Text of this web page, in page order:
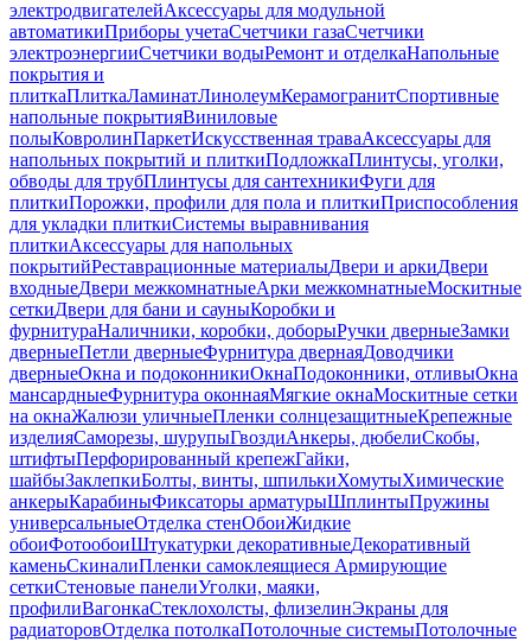
электродвигателейАксессуары для модульной
автоматикиПриборы учетаСчетчики газаСчетчики
электроэнергииСчетчики водыРемонт и отделкаНапольные
покрытия и
плиткаПлиткаЛаминатЛинолеумКерамогранитСпортивные
напольные покрытияВиниловые
полыКовролинПаркетИскусственная траваАксессуары для
напольных покрытий и плиткиПодложкаПлинтусы, уголки,
обводы для трубПлинтусы для сантехникиФуги для
плиткиПорожки, профили для пола и плиткиПриспособления
для укладки плиткиСистемы выравнивания
плиткиАксессуары для напольных
покрытийРеставрационные материалыДвери и аркиДвери
входныеДвери межкомнатныеАрки межкомнатныеМоскитные
сеткиДвери для бани и сауныКоробки и
фурнитураНаличники, коробки, доборыРучки дверныеЗамки
дверныеПетли дверныеФурнитура двернаяДоводчики
дверныеОкна и подоконникиОкнаПодоконники, отливыОкна
мансардныеФурнитура оконнаяМягкие окнаМоскитные сетки
на окнаЖалюзи уличныеПленки солнцезащитныеКрепежные
изделияСаморезы, шурупыГвоздиАнкеры, дюбелиСкобы,
штифтыПерфорированный крепежГайки,
шайбыЗаклепкиБолты, винты, шпилькиХомутыХимические
анкерыКарабиныФиксаторы арматурыШплинтыПружины
универсальныеОтделка стенОбоиЖидкие
обоиФотообоиШтукатурки декоративныеДекоративный
каменьСкиналиПленки самоклеящиеся Армирующие
сеткиСтеновые панелиУголки, маяки,
профилиВагонкаСтеклохолсты, флизелинЭкраны для
радиаторовОтделка потолкаПотолочные системыПотолочные